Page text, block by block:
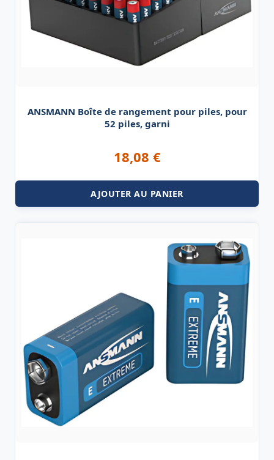
ANSMANN Boîte de rangement pour piles, pour
52 piles, garni
18,08 €
AJOUTER AU PANIER